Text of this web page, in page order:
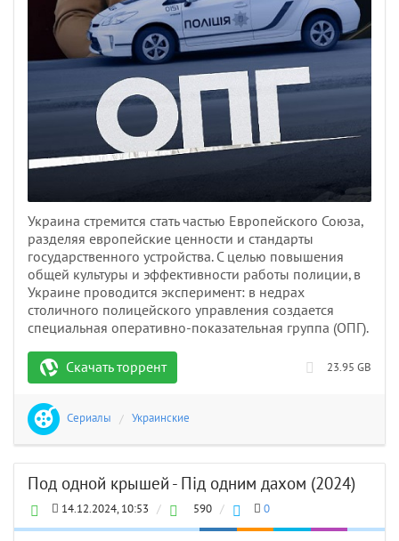
Украина стремится стать частью Европейского Союза,
разделяя европейские ценности и стандарты
государственного устройства. С целью повышения
общей культуры и эффективности работы полиции, в
Украине проводится эксперимент: в недрах
столичного полицейского управления создается
специальная оперативно-показательная группа (ОПГ).
Скачать торрент 23.95 GB
Сериалы / Украинские
Под одной крышей - Під одним дахом (2024)
14.12.2024, 10:53 / 590 / 0